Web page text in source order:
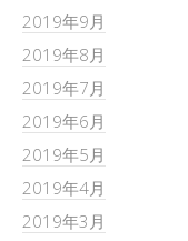
2019年9月
2019年8月
2019年7月
2019年6月
2019年5月
2019年4月
2019年3月